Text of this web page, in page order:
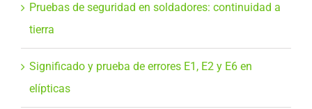
Pruebas de seguridad en soldadores: continuidad a
tierra
Significado y prueba de errores E1, E2 y E6 en
elípticas